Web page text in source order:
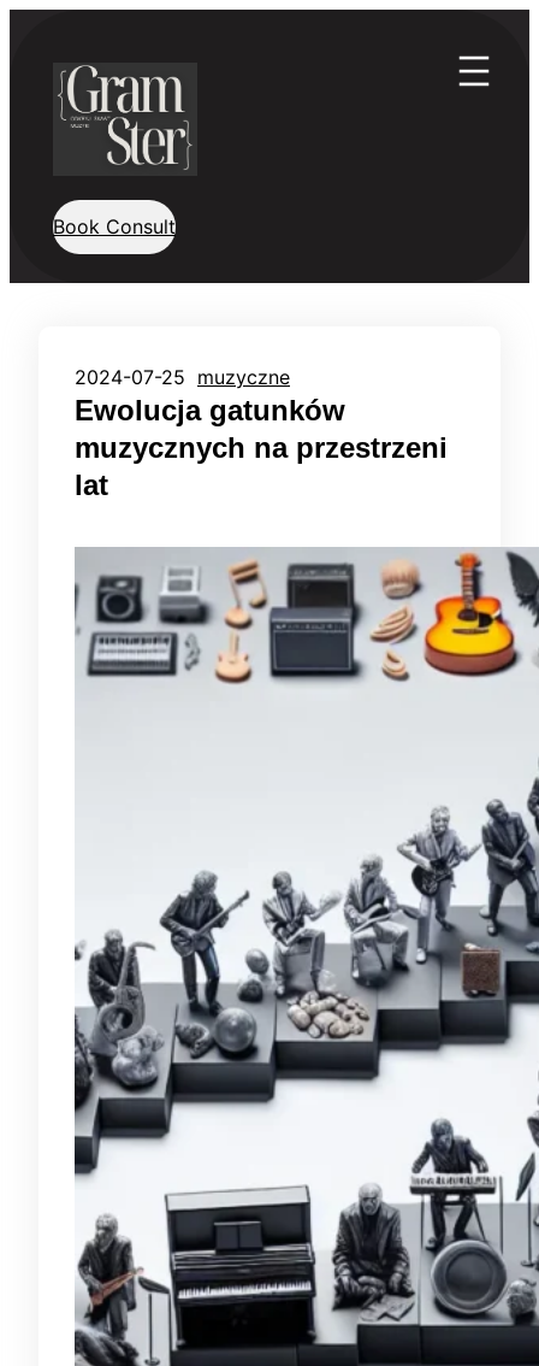
Book Consult
2024-07-25 muzyczne
Ewolucja gatunków
muzycznych na przestrzeni
lat